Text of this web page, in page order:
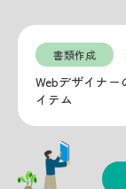
書類作成
Webデザイナ
イテム